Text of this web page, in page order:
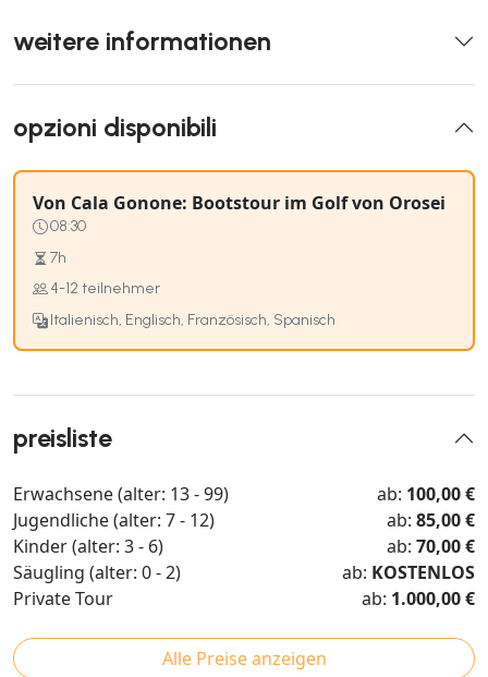
weitere informationen
opzioni disponibili
Von Cala Gonone: Bootstour im Golf von Orosei
08:30
7h
4-12 teilnehmer
Italienisch, Englisch, Französisch, Spanisch
preisliste
Erwachsene (alter: 13 - 99) ab: 100,00 €
Jugendliche (alter: 7 - 12)
ab: 85,00 €
Kinder (alter: 3 - 6)
ab: 70,00 €
Säugling (alter: 0 - 2)
ab: KOSTENLOS
Private Tour
ab: 1.000,00 €
Alle Preise anzeigen